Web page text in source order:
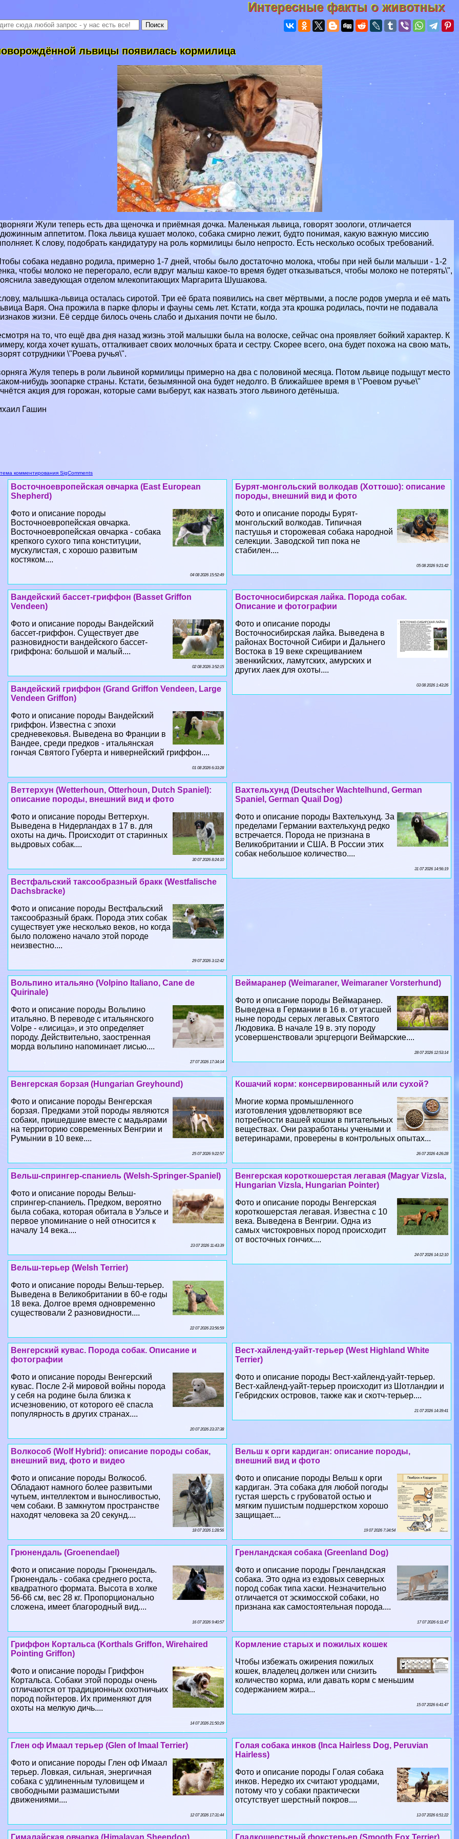
Интересные факты о животных
львицы появилась кормилица
Жули теперь есть два щеночка и приёмная дочка. Маленькая львица, говорят зоологи, отличается
аппетитом. Пока львица кушает молоко, собака смирно лежит, будто понимая, какую важную миссию
К слову, подобрать кандидатуру на роль кормилицы было непросто. Есть несколько особых требований.
собака недавно родила, примерно 1-7 дней, чтобы было достаточно молока, чтобы при ней были малыши - 1-2
чтобы молоко не перегорало, если вдруг малыш какое-то время будет отказываться, чтобы молоко не потерять\",
заведующая отделом млекопитающих Маргарита Шушакова.
малышка-львица осталась сиротой. Три её брата появились на свет мёртвыми, а после родов умерла и её мать
Варя. Она прожила в парке флоры и фауны семь лет. Кстати, когда эта крошка родилась, почти не подавала
жизни. Её сердце билось очень слабо и дыхания почти не было.
на то, что ещё два дня назад жизнь этой малышки была на волоске, сейчас она проявляет бойкий хаpaктер. К
когда хочет кушать, отталкивает своих молочных брата и сестру. Скорее всего, она будет похожа на свою мать,
сотрудники \"Роева ручья\".
Жуля теперь в роли львиной кормилицы примерно на два с половиной месяца. Потом львице подыщут место
нибудь зоопарке страны. Кстати, безымянной она будет недолго. В ближайшее время в \"Роевом ручье\"
акция для горожан, которые сами выберут, как назвать этого львиного детёныша.
Гашин
комментирования SigComments
Бурят-монгольский волкодав (Хоттошо): описание
породы, внешний вид и фото
Фото и описание породы Бурят-
монгольский волкодав. Типичная
пастушья и сторожевая собака народной
селекции. Заводской тип пока не
стабилен....
05 08 2026 9:21:42
Восточноевропейская овчарка (East European
Shepherd)
Фото и описание породы
Восточноевропейская овчарка.
Восточноевропейская овчарка - собака
крепкого сухого типа конституции,
мускулистая, с хорошо развитым
костяком....
04 08 2026 15:52:49
Восточносибирская лайка. Порода собак.
Описание и фотографии
Фото и описание породы
Восточносибирская лайка. Выведена в
районах Восточной Сибири и Дальнего
Востока в 19 веке скрещиванием
эвенкийских, ламутских, амурских и
других лаек для охоты....
03 08 2026 1:43:26
Вандейский бассет-гриффон (Basset Griffon
Vendeen)
Фото и описание породы Вандейский
бассет-гриффон. Существует две
разновидности вандейского бассет-
гриффона: большой и малый....
02 08 2026 3:52:15
Вандейский гриффон (Grand Griffon Vendeen, Large
Vendeen Griffon)
Фото и описание породы Вандейский
гриффон. Известна с эпохи
средневековья. Выведена во Франции в
Вандее, среди предков - итальянская
гончая Святого Губерта и нивернейский гриффон....
01 08 2026 6:33:28
Вахтельхунд (Deutscher Wachtelhund, German
Spaniel, German Quail Dog)
Фото и описание породы Вахтельхунд. За
пределами Германии вахтельхунд редко
встречается. Порода не признана в
Великобритании и США. В России этих
собак небольшое количество....
31 07 2026 14:56:19
Веттерхун (Wetterhoun, Otterhoun, Dutch Spaniel):
описание породы, внешний вид и фото
Фото и описание породы Веттерхун.
Выведена в Нидерландах в 17 в. для
охоты на дичь. Происходит от старинных
выдровых собак....
30 07 2026 8:24:10
Вестфальский таксообразный бpaкк (Westfalische
Dachsbracke)
Фото и описание породы Вестфальский
таксообразный бpaкк. Порода этих собак
существует уже несколько веков, но когда
было положено начало этой породе
неизвестно....
29 07 2026 3:12:42
Веймаранер (Weimaraner, Weimaraner Vorsterhund)
Фото и описание породы Веймаранер.
Выведена в Германии в 16 в. от угасшей
ныне породы серых легавых Святого
Людовика. В начале 19 в. эту породу
усовершенствовали эрцгерцоги Веймарские....
28 07 2026 12:53:14
Вольпино итальяно (Volpino Italiano, Cane de
Quirinale)
Фото и описание породы Вольпино
итальяно. В переводе с итальянского
Volpe - «лисица», и это определяет
породу. Действительно, заостренная
морда вольпино напоминает лисью....
27 07 2026 17:34:14
Кошачий корм: консервированный или сухой?
Многие корма промышленного
изготовления удовлетворяют все
потребности вашей кошки в питательных
веществах. Они разработаны учеными и
ветеринарами, проверены в контрольных опытах...
26 07 2026 4:26:28
Венгерская борзая (Hungarian Greyhound)
Фото и описание породы Венгерская
борзая. Предками этой породы являются
собаки, пришедшие вместе с мадьярами
на территорию современных Венгрии и
Румынии в 10 веке....
25 07 2026 9:22:57
Венгерская короткошерстая легавая (Magyar Vizsla,
Hungarian Vizsla, Hungarian Pointer)
Фото и описание породы Венгерская
короткошерстая легавая. Известна с 10
века. Выведена в Венгрии. Одна из
самых чистокровных пород происходит
от восточных гончих....
24 07 2026 14:12:10
Вельш-спрингер-спаниель (Welsh-Springer-Spaniel)
Фото и описание породы Вельш-
спрингер-спаниель. Предком, вероятно
была собака, которая обитала в Уэльсе и
первое упоминание о ней относится к
началу 14 века....
23 07 2026 11:43:39
Вельш-терьер (Welsh Terrier)
Фото и описание породы Вельш-терьер.
Выведена в Великобритании в 60-е годы
18 века. Долгое время одновременно
существовали 2 разновидности....
22 07 2026 23:56:59
Вест-хайленд-уайт-терьер (West Highland White
Terrier)
Фото и описание породы Вест-хайленд-уайт-терьер.
Вест-хайленд-уайт-терьер происходит из Шотландии и
Гебридских островов, также как и скотч-терьер....
21 07 2026 14:39:41
Венгерский кувас. Порода собак. Описание и
фотографии
Фото и описание породы Венгерский
кувас. После 2-й мировой войны порода
у себя на родине была близка к
исчезновению, от которого её спасла
популярность в других странах....
20 07 2026 23:37:38
Вельш к opги кардиган: описание породы,
внешний вид и фото
Фото и описание породы Вельш к opги
кардиган. Эта собака для любой погоды
густая шерсть с грубоватой остью и
мягким пушистым подшерстком хорошо
защищает....
19 07 2026 7:34:54
Волкособ (Wolf Hybrid): описание породы собак,
внешний вид, фото и видео
Фото и описание породы Волкособ.
Обладают намного более развитыми
чутьем, интеллектом и выносливостью,
чем собаки. В замкнутом прострaнcтве
находят человека за 20 секунд....
18 07 2026 1:28:56
Гренландская собака (Greenland Dog)
Фото и описание породы Гренландская
собака. Это одна из ездовых северных
пород собак типа хаски. Незначительно
отличается от эскимосской собаки, но
признана как самостоятельная порода....
17 07 2026 6:11:47
Грюнендаль (Groenendael)
Фото и описание породы Грюнендаль.
Грюнендаль - собака среднего роста,
квадратного формата. Высота в холке
56-66 см, вес 28 кг. Пропорционально
сложена, имеет благородный вид....
16 07 2026 9:40:57
Кормление старых и пожилых кошек
Чтобы избежать ожирения пожилых
кошек, владелец должен или снизить
количество корма, или давать корм с меньшим
содержанием жира...
15 07 2026 6:41:47
Гриффон Кортальса (Korthals Griffon, Wirehaired
Pointing Griffon)
Фото и описание породы Гриффон
Кортальса. Собаки этой породы очень
отличаются от традиционных охотничьих
пород пойнтеров. Их применяют для
охоты на мелкую дичь....
14 07 2026 21:50:29
Гoлая собака инков (Inca Hairless Dog, Peruvian
Hairless)
Фото и описание породы Гoлая собака
инков. Нередко их считают уpoдцами,
потому что у собаки пpaктически
отсутствует шерстный покров....
13 07 2026 6:51:22
Глен оф Имаал терьер (Glen of Imaal Terrier)
Фото и описание породы Глен оф Имаал
терьер. Ловкая, сильная, энергичная
собака с удлиненным туловищем и
свободными размашистыми
движениями....
12 07 2026 17:31:44